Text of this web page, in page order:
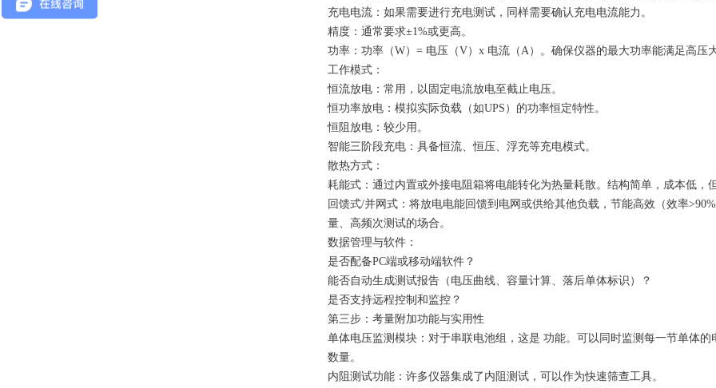
充电电流：如果需要进行充电测试，同样需要确认充电电流能力。
精度：通常要求±1%或更高。
功率：功率（W）= 电压（V）x 电流（A）。确保仪器的最大功率能满足高压
工作模式：
恒流放电：常用，以固定电流放电至截止电压。
恒功率放电：模拟实际负载（如UPS）的功率恒定特性。
恒阻放电：较少用。
智能三阶段充电：具备恒流、恒压、浮充等充电模式。
散热方式：
耗能式：通过内置或外接电阻箱将电能转化为热量耗散。结构简单，成本低，
回馈式/并网式：将放电电能回馈到电网或供给其他负载，节能高效（效率
量、高频次测试的场合。
数据管理与软件：
是否配备PC端或移动端软件？
能否自动生成测试报告（电压曲线、容量计算、落后单体标识）？
是否支持远程控制和监控？
第三步：考量附加功能与实用性
单体电压监测模块：对于串联电池组，这是 功能。可以同时监测每一节单体
数量。
内阻测试功能：许多仪器集成了内阻测试，可以作为快速筛查工具。